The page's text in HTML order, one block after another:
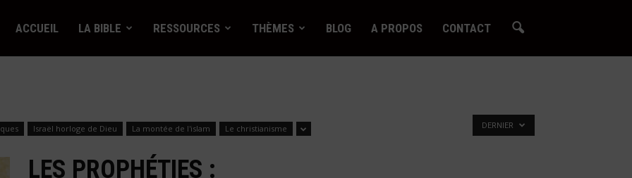
ACCUEIL LA BIBLE RESSOURCES THÈMES BLOG A PROPOS CONTACT
Israël horloge de Dieu La montée de l'islam Le christianisme DERNIER
LES PROPHÉTIES :